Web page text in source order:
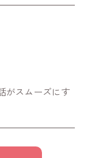
がスムーズにす